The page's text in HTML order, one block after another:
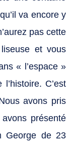
va encore y
pas cette
et vous
« l’espace »
C’est
avons pris
présenté
George de 23